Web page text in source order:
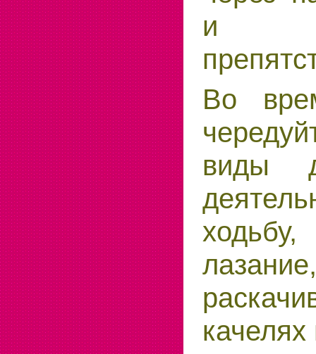
и
Во
виды
ходьбу,
лазание,
качелях